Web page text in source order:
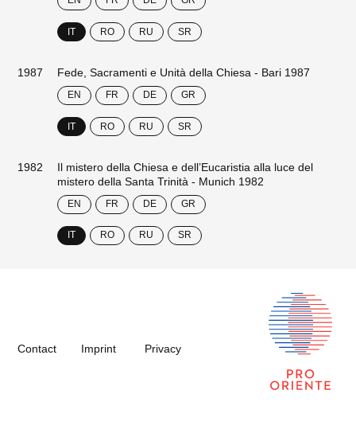
IT RO RU SR
1987 Fede, Sacramenti e Unità della Chiesa - Bari 1987
EN FR DE GR
IT RO RU SR
1982
Il mistero della Chiesa e dell’Eucaristia alla luce del
mistero della Santa Trinità - Munich 1982
EN FR DE GR
IT RO RU SR
Contact Imprint Privacy